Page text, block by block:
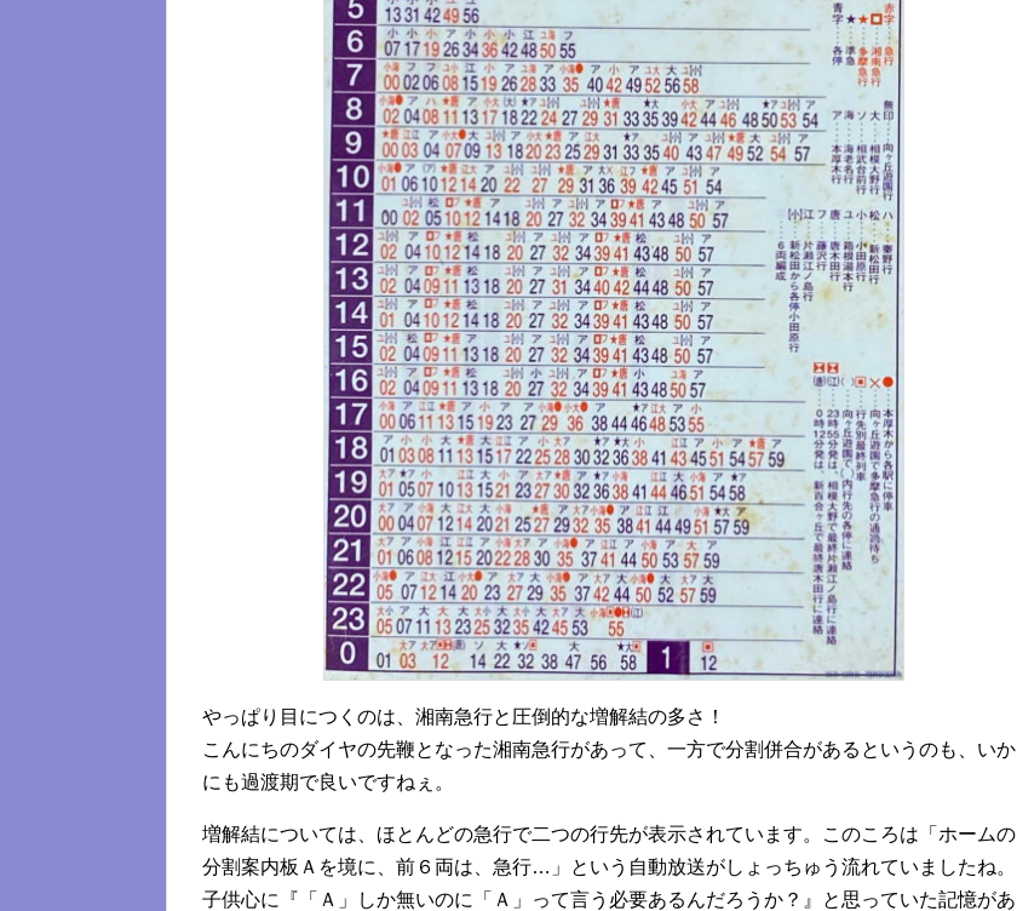
やっぱり目につくのは、湘南急行と圧倒的な増解結の多さ！
こんにちのダイヤの先鞭となった湘南急行があって、一方で分割併合があるというのも、いか
にも過渡期で良いですねぇ。
増解結については、ほとんどの急行で二つの行先が表示されています。このころは「ホームの
分割案内板Ａを境に、前６両は、急行…」という自動放送がしょっちゅう流れていましたね。
子供心に『「Ａ」しか無いのに「Ａ」って言う必要あるんだろうか？』と思っていた記憶があ